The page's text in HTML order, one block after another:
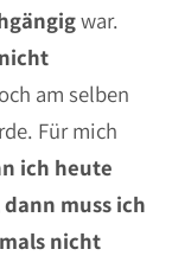
war.
nicht
am selben
Für mich
ich heute
muss ich
nicht